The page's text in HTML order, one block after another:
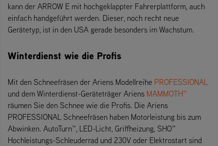
kann der ARROW E mit hochgeklappter Fahrerplattform, auch
einfach handgeführt werden. Dieser, noch recht neue
Gerätetyp, ist in den USA gerade besonders im Wachstum.
Winterdienst wie die Profis
Mit den Schneefräsen der Ariens Modellreihe PROFESSIONAL
und dem Winterdienst-Geräteträger Ariens MAMMOTH™
räumen Sie den Schnee wie die Profis. Die Ariens
PROFESSIONAL Schneefräsen haben Motorleistung bis zum
Abwinken. AutoTurn™, LED-Licht, Griffheizung, SHO™
Hochleistungs-Schleuderrad und 230V oder Elektrostart sind